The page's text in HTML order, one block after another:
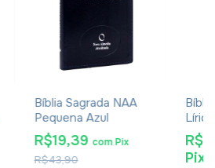
Bíblia Sagrada NAA
Pequena Azul
R$43,90
R$19,39 com Pix
Pix